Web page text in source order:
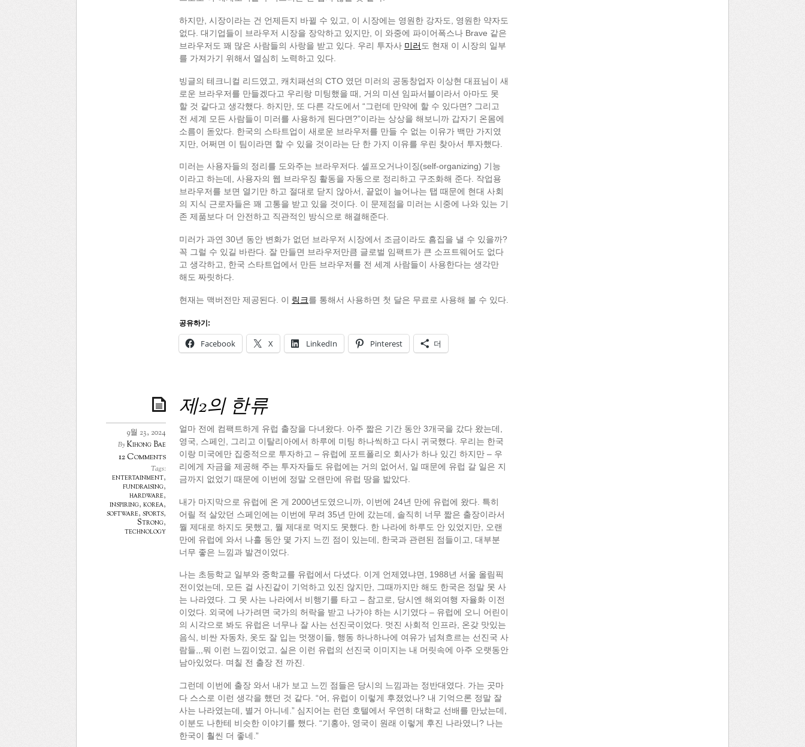
하지만, 시장이라는 건 언제든지 바뀔 수 있고, 이 시장에는 영원한 강자도, 영원한 약자도
없다. 대기업들이 브라우저 시장을 장악하고 있지만, 이 와중에 파이어폭스나 Brave 같은
브라우저도 꽤 많은 사람들의 사랑을 받고 있다. 우리 투자사 미러 도 현재 이 시장의 일부
를 가져가기 위해서 열심히 노력하고 있다.
빙글의 테크니컬 리드였고, 캐치패션의 CTO 였던 미러의 공동창업자 이상현 대표님이 새
로운 브라우저를 만들겠다고 우리랑 미팅했을 때, 거의 미션 임파서블이라서 아마도 못
할 것 같다고 생각했다. 하지만, 또 다른 각도에서 “그런데 만약에 할 수 있다면? 그리고
전 세계 모든 사람들이 미러를 사용하게 된다면?”이라는 상상을 해보니까 갑자기 온몸에
소름이 돋았다. 한국의 스타트업이 새로운 브라우저를 만들 수 없는 이유가 백만 가지였
지만, 어쩌면 이 팀이라면 할 수 있을 것이라는 단 한 가지 이유를 우린 찾아서 투자했다.
미러는 사용자들의 정리를 도와주는 브라우저다. 셀프오거나이징(self-organizing) 기능
이라고 하는데, 사용자의 웹 브라우징 활동을 자동으로 정리하고 구조화해 준다. 작업용
브라우저를 보면 열기만 하고 절대로 닫지 않아서, 끝없이 늘어나는 탭 때문에 현대 사회
의 지식 근로자들은 꽤 고통을 받고 있을 것이다. 이 문제점을 미러는 시중에 나와 있는 기
존 제품보다 더 안전하고 직관적인 방식으로 해결해준다.
미러가 과연 30년 동안 변화가 없던 브라우저 시장에서 조금이라도 흠집을 낼 수 있을까?
꼭 그럴 수 있길 바란다. 잘 만들면 브라우저만큼 글로벌 임팩트가 큰 소프트웨어도 없다
고 생각하고, 한국 스타트업에서 만든 브라우저를 전 세계 사람들이 사용한다는 생각만
해도 짜릿하다.
현재는 맥버전만 제공된다. 이 링크를 통해서 사용하면 첫 달은 무료로 사용해 볼 수 있다.
공유하기:
Facebook X LinkedIn Pinterest 더
제2의 한류
9월 23, 2024
ByKihong Bae
12 Comments
Tags:
entertainment,
fundraising,
hardware,
inspiring, korea,
software, sports,
Strong,
technology
얼마 전에 컴팩트하게 유럽 출장을 다녀왔다. 아주 짧은 기간 동안 3개국을 갔다 왔는데,
영국, 스페인, 그리고 이탈리아에서 하루에 미팅 하나씩하고 다시 귀국했다. 우리는 한국
이랑 미국에만 집중적으로 투자하고 – 유럽에 포트폴리오 회사가 하나 있긴 하지만 – 우
리에게 자금을 제공해 주는 투자자들도 유럽에는 거의 없어서, 일 때문에 유럽 갈 일은 지
금까지 없었기 때문에 이번에 정말 오랜만에 유럽 땅을 밟았다.
내가 마지막으로 유럽에 온 게 2000년도였으니까, 이번에 24년 만에 유럽에 왔다. 특히
어릴 적 살았던 스페인에는 이번에 무려 35년 만에 갔는데, 솔직히 너무 짧은 출장이라서
뭘 제대로 하지도 못했고, 뭘 제대로 먹지도 못했다. 한 나라에 하루도 안 있었지만, 오랜
만에 유럽에 와서 나흘 동안 몇 가지 느낀 점이 있는데, 한국과 관련된 점들이고, 대부분
너무 좋은 느낌과 발견이었다.
나는 초등학교 일부와 중학교를 유럽에서 다녔다. 이게 언제였냐면, 1988년 서울 올림픽
전이었는데, 모든 걸 사진같이 기억하고 있진 않지만, 그때까지만 해도 한국은 정말 못 사
는 나라였다. 그 못 사는 나라에서 비행기를 타고 – 참고로, 당시엔 해외여행 자율화 이전
이었다. 외국에 나가려면 국가의 허락을 받고 나가야 하는 시기였다 – 유럽에 오니 어린이
의 시각으로 봐도 유럽은 너무나 잘 사는 선진국이었다. 멋진 사회적 인프라, 온갖 맛있는
음식, 비싼 자동차, 옷도 잘 입는 멋쟁이들, 행동 하나하나에 여유가 넘쳐흐르는 선진국 사
람들,,,뭐 이런 느낌이었고, 실은 이런 유럽의 선진국 이미지는 내 머릿속에 아주 오랫동안
남아있었다. 며칠 전 출장 전 까진.
그런데 이번에 출장 와서 내가 보고 느낀 점들은 당시의 느낌과는 정반대였다. 가는 곳마
다 스스로 이런 생각을 했던 것 같다. “어, 유럽이 이렇게 후졌었나? 내 기억으론 정말 잘
사는 나라였는데, 별거 아니네.” 심지어는 런던 호텔에서 우연히 대학교 선배를 만났는데,
이분도 나한테 비슷한 이야기를 했다. “기홍아, 영국이 원래 이렇게 후진 나라였니? 나는
한국이 훨씬 더 좋네.”